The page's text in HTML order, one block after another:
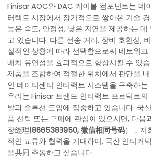
Finisar AOC와 DAC 케이블 컴포넌트는 데
터랙트 시장에서 장기적으로 쌓아온 기술
높은 속도, 안정성, 낮은 지연을 제공하는 데
고 있습니다. 다른 전송 거리, 장비 호환성,
실적인 상황에 따라 선택함으로써 네트워
배치 유연성을 효과적으로 향상시킬 수 있
제품을 조합하여 적절한 위치에서 판단을
인 데이터센터 인터랙트 시스템을 구축하는
우리는 Finisar 브랜드 인터랙트 프로덕트의
발과 솔루션 도입에 집중하고 있습니다. 국
품 선택 또는 구매에 관심이 있으시면, 다음
장經理18665383950, 微信相同号码），저
적인 교류와 협력을 기대하며, 국산 인터커
을共同 추동하고 싶습니다.